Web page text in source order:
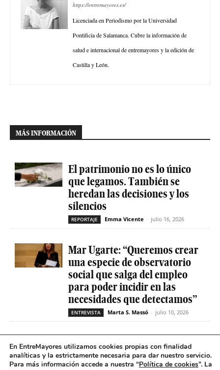
https://entremayores.es/
Licenciada en Periodismo por la Universidad
Pontificia de Salamanca. Cubre la información de
salud e internacional de entremayores y la edición de
Castilla y León.
MÁS INFORMACIÓN
El patrimonio no es lo único
que legamos. También se
heredan las decisiones y los
silencios
REPORTAJE Emma Vicente - julio 16, 2026
Mar Ugarte: “Queremos crear
una especie de observatorio
social que salga del empleo
para poder incidir en las
necesidades que detectamos”
ENTREVISTA Marta S. Massó - julio 10, 2026
María José Segarra Crespo:
“La palabra mágica debe ser
En EntreMayores utilizamos cookies propias con finalidad
analíticas y la estrictamente necesaria para dar nuestro servicio.
Para más información accede a nuestra “Política de cookies”. La